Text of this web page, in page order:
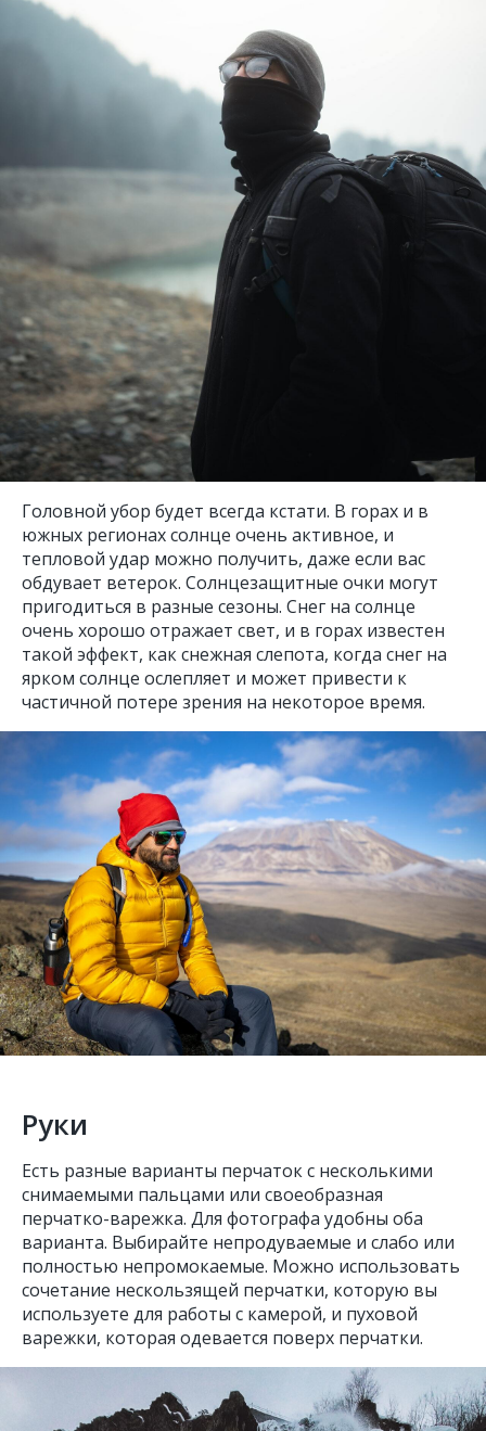
Головной убор будет всегда кстати. В горах и в
южных регионах солнце очень активное, и
тепловой удар можно получить, даже если вас
обдувает ветерок. Солнцезащитные очки могут
пригодиться в разные сезоны. Снег на солнце
очень хорошо отражает свет, и в горах известен
такой эффект, как снежная слепота, когда снег на
ярком солнце ослепляет и может привести к
частичной потере зрения на некоторое время.
Руки
Есть разные варианты перчаток с несколькими
снимаемыми пальцами или своеобразная
перчатко-варежка. Для фотографа удобны оба
варианта. Выбирайте непродуваемые и слабо или
полностью непромокаемые. Можно использовать
сочетание нескользящей перчатки, которую вы
используете для работы с камерой, и пуховой
варежки, которая одевается поверх перчатки.